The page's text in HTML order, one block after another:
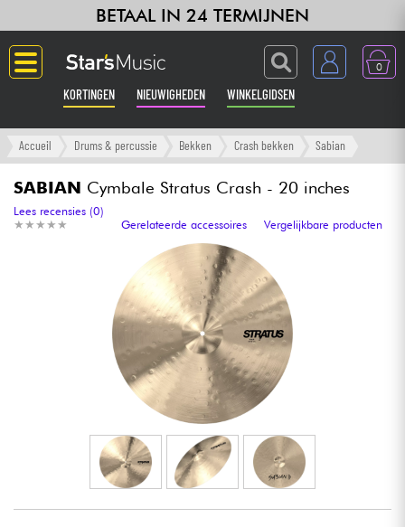
BETAAL IN 24 TERMIJNEN
0
KORTINGEN NIEUWIGHEDEN WINKELGIDSEN
Langue
Gitaar & Bas
Versterker & Effecten
Toetsenbord & Piano
Synths & samplers
Home-studio
Microfoon
Accueil Drums & percussie Bekken Crash bekken Sabian
SABIAN Cymbale Stratus Crash - 20 inches
★ ★ ★ ★ ★
★ ★ ★ ★ ★
Lees recensies (0)
Gerelateerde accessoires
Vergelijkbare producten